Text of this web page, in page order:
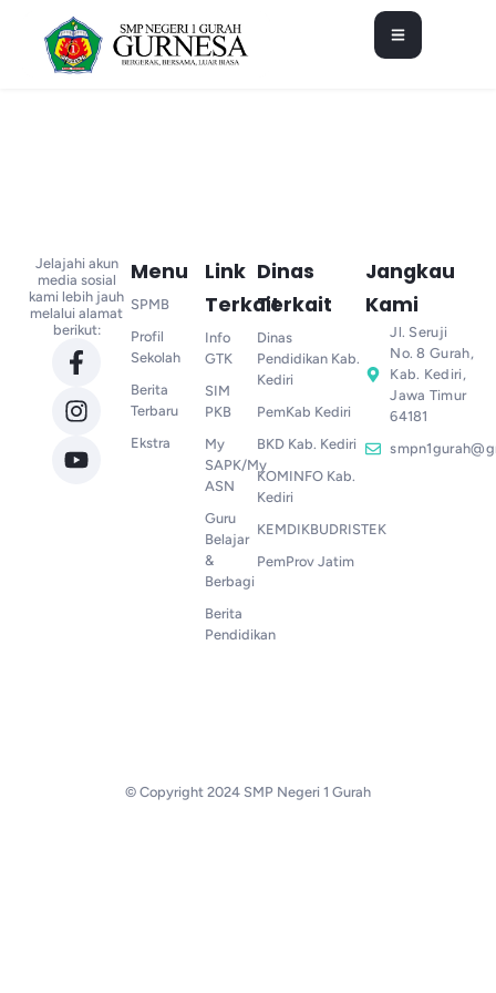
Jelajahi akun
media sosial
kami lebih jauh
melalui alamat
berikut:
Menu
SPMB
Profil
Sekolah
Berita
Terbaru
Ekstra
Link
Terkait
Info
GTK
SIM
PKB
My
SAPK/My
ASN
Guru
Belajar
&
Berbagi
Berita
Pendidikan
Dinas
Terkait
Dinas
Pendidikan Kab.
Kediri
PemKab Kediri
BKD Kab. Kediri
KOMINFO Kab.
Kediri
KEMDIKBUDRISTEK
PemProv Jatim
Jangkau
Kami
Jl. Seruji
No. 8 Gurah,
Kab. Kediri,
Jawa Timur
64181
© Copyright 2024 SMP Negeri 1 Gurah